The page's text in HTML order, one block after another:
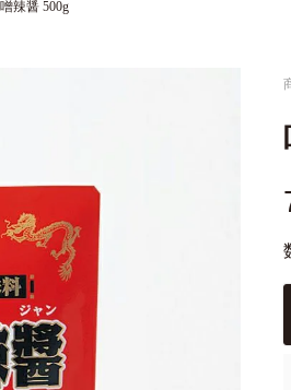
辣醤 500g